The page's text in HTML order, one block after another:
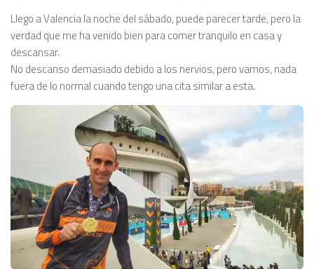
Llego a Valencia la noche del sábado, puede parecer tarde, pero la
verdad que me ha venido bien para comer tranquilo en casa y
descansar.
No descanso demasiado debido a los nervios, pero vamos, nada
fuera de lo normal cuando tengo una cita similar a esta.